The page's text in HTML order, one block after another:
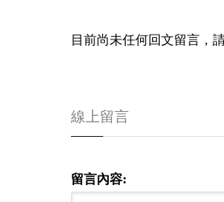
目前尚未任何回文留言，
線上留言
留言內容: